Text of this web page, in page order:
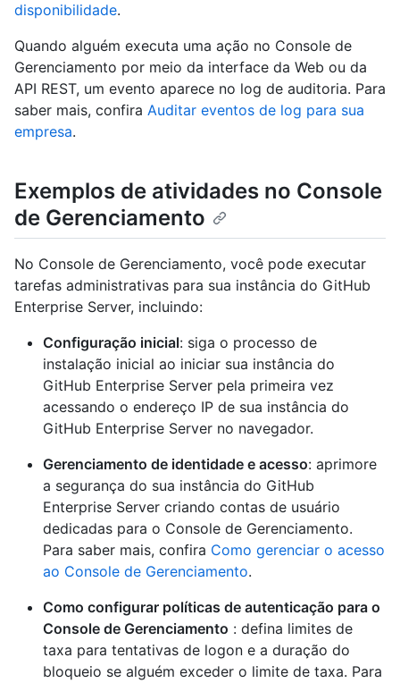
disponibilidade.
Quando alguém executa uma ação no Console de
Gerenciamento por meio da interface da Web ou da
API REST, um evento aparece no log de auditoria. Para
saber mais, confira Auditar eventos de log para sua
empresa.
Exemplos de atividades no Console
de Gerenciamento
No Console de Gerenciamento, você pode executar
tarefas administrativas para sua instância do GitHub
Enterprise Server, incluindo:
Configuração inicial: siga o processo de
instalação inicial ao iniciar sua instância do
GitHub Enterprise Server pela primeira vez
acessando o endereço IP de sua instância do
GitHub Enterprise Server no navegador.
Gerenciamento de identidade e acesso: aprimore
a segurança do sua instância do GitHub
Enterprise Server criando contas de usuário
dedicadas para o Console de Gerenciamento.
Para saber mais, confira Como gerenciar o acesso
ao Console de Gerenciamento.
Como configurar políticas de autenticação para o
Console de Gerenciamento : defina limites de
taxa para tentativas de logon e a duração do
bloqueio se alguém exceder o limite de taxa. Para